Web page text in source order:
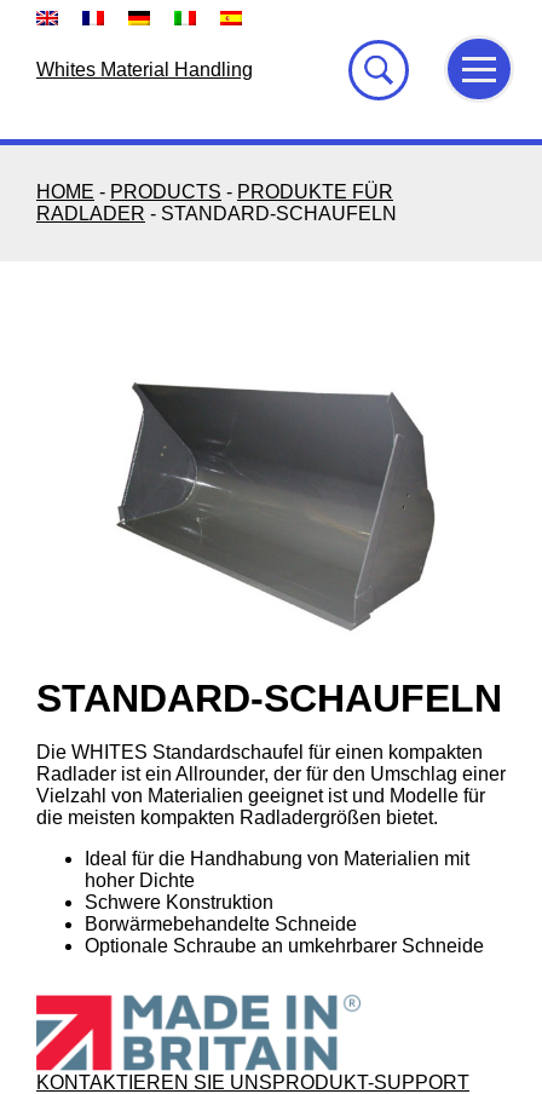
Skip
Whites Material Handling
HOME - PRODUCTS - PRODUKTE FÜR
RADLADER - STANDARD-SCHAUFELN
STANDARD-SCHAUFELN
Die WHITES Standardschaufel für einen kompakten
Radlader ist ein Allrounder, der für den Umschlag einer
Vielzahl von Materialien geeignet ist und Modelle für
die meisten kompakten Radladergrößen bietet.
Ideal für die Handhabung von Materialien mit
hoher Dichte
Schwere Konstruktion
Borwärmebehandelte Schneide
Optionale Schraube an umkehrbarer Schneide
KONTAKTIEREN SIE UNSPRODUKT-SUPPORT